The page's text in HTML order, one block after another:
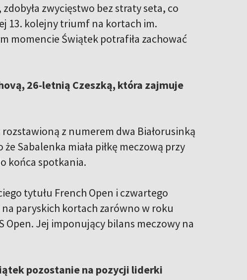
zwycięstwo bez straty seta, co
13. kolejny triumf na kortach im.
momencie Świątek potrafiła zachować
26-letnią Czeszką, która zajmuje
z numerem dwa Białorusinką
Sabalenka miała piłkę meczową przy
końca spotkania.
tytułu French Open i czwartego
paryskich kortach zarówno w roku
Open. Jej imponujący bilans meczowy na
pozostanie na pozycji liderki